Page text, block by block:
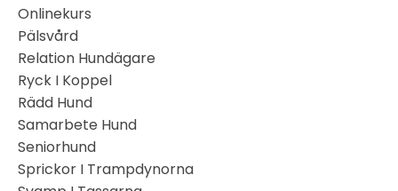
Onlinekurs
Pälsvård
Relation Hundägare
Ryck I Koppel
Rädd Hund
Samarbete Hund
Seniorhund
Sprickor I Trampdynorna